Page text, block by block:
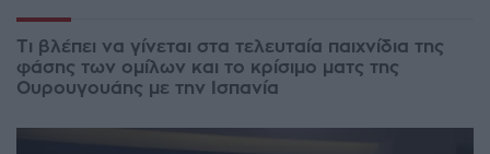
Τι βλέπει να γίνεται στα τελευταία παιχνίδια της
φάσης των ομίλων και το κρίσιμο ματς της
Ουρουγουάης με την Ισπανία